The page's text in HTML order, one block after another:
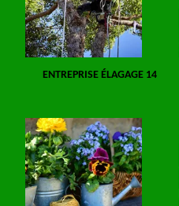
ENTREPRISE ÉLAGAGE 14